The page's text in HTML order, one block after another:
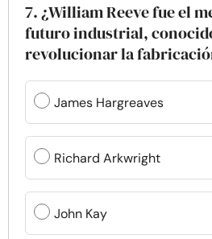
7. ¿William Reeve fue el
futuro industrial,
revolucionar la
James Hargreaves
Richard Arkwright
John Kay